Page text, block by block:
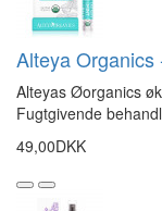
Alteya
Alteyas Øorganics
Fugtgivende
49,00DKK